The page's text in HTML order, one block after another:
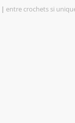
| entre crochets si